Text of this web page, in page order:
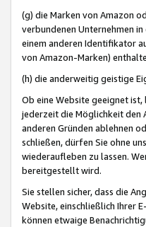
(g) die Marken von Amazon
verbundenen Unternehmen
einem anderen Identifikator
von Amazon-Marken)
(h) die anderweitig geistige
Ob eine Website geeignet
jederzeit die Möglichkeit den
anderen Gründen ablehnen
schließen, dürfen Sie ohne
wiederaufleben zu lassen.
bereitgestellt wird.
Sie stellen sicher, dass die
Website, einschließlich Ihrer
können etwaige